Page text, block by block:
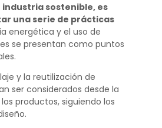
industria sostenible, es
una serie de prácticas
energética y el uso de
se presentan como puntos
y la reutilización de
ser considerados desde la
productos, siguiendo los